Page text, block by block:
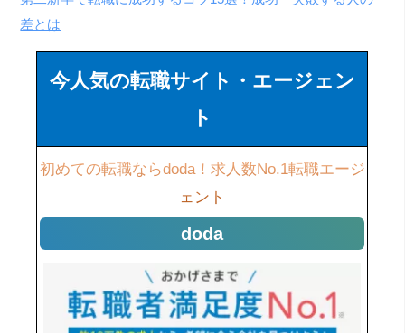
差とは
今人気の転職サイト・エージェン
ト
初めての転職ならdoda！求人数No.1転職エージ
ェント
doda